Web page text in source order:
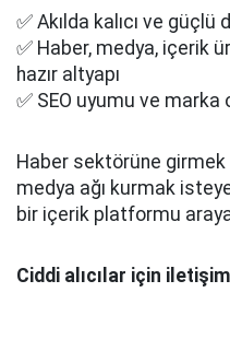
✅ Akılda kalıcı ve güçlü
✅ Haber, medya, içerik
hazır altyapı
✅ SEO uyumu ve
Haber sektörüne girmek
medya ağı kurmak
bir içerik platformu
Ciddi alıcılar için